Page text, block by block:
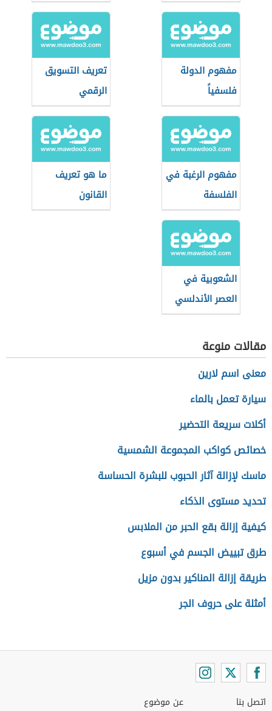
مفهوم الدولة
فلسفياً
تعريف التسويق
الرقمي
مفهوم الرغبة في
الفلسفة
ما هو تعريف
القانون
الشعوبية في
العصر الأندلسي
مقالات منوعة
معنى اسم لارين
سيارة تعمل بالماء
أكلات سريعة التحضير
خصائص كواكب المجموعة الشمسية
ماسك لإزالة آثار الحبوب للبشرة الحساسة
تحديد مستوى الذكاء
كيفية إزالة بقع الحبر من الملابس
طرق تبييض الجسم في أسبوع
طريقة إزالة المناكير بدون مزيل
أمثلة على حروف الجر
اتصل بنا عن موضوع